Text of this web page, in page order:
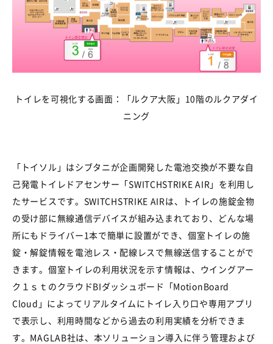
トイレを可視化する画面：「ルクア大阪」 10階のルクアダイ
ニング
「トイソル」はシブタニが企画開発した電池交換が不要な自
己発電トイレドアセンサー「SWITCHSTRIKE AIR」を利用し
たサービスです。 SWITCHSTRIKE AIRは、トイレの施錠金物
の受け部に無線通信デバイスが組み込まれており、どんな場
所にもドライバー1本で簡単に設置ができ、個室トイレの施
錠・解錠情報を電池レス・配線レスで無線送信することがで
きます。個室トイレの利用状況を示す情報は、ウイングアー
ク１ｓｔのクラウドBIダッシュボード「MotionBoard
Cloud 」によってリアルタイムにトイレ入り口や専用アプリ
で表示し、利用時間などから過去の利用実績を分析できま
す。 MAGLAB社は、本ソリューション導入に伴う管理および